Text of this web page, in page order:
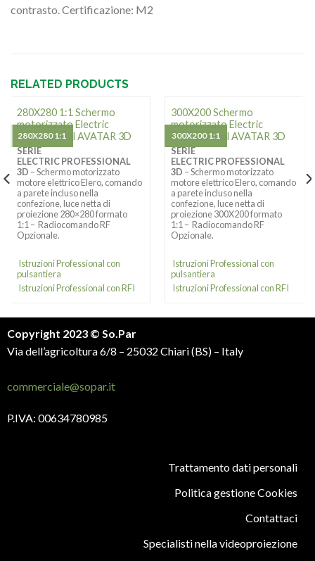
contrasto. Certificazione: M2
RELATED PRODUCTS
280X280 1:1 Schermo
motorizzato Electric
Professional AVATAR 3D
SERIE
ELECTRIC PROFESSIONAL
3D – Schermo motorizzato
motore elettrico Elero, comando
a parete incluso nella
confezione, luce netta di
proiezione 280×280 formato
1:1 – Radiocomando RF
Opzionale.
Istruzioni Professional con
pulsantiera
Istruzioni Professional con RFI
280X280 1:1
300X200 Schermo
motorizzato Electric
Professional AVATAR 3D
SERIE
ELECTRIC PROFESSIONAL
3D – Schermo motorizzato
motore elettrico Elero, comando
a parete incluso nella
confezione, luce netta di
proiezione 300X200 formato
1:1 – Radiocomando RF
Opzionale.
Istruzioni Professional con
pulsantiera
Istruzioni Professional con RFI
300X200 1:1
Copyright 2023 © So.Par
Via dell’agricoltura 6/8 – 25032 Chiari (BS) – Italy
commerciale@sopar.it
P.IVA: 00634780985
Trattamento dati personali
Politica gestione Cookies
Contattaci
Specialisti nella videoproiezione